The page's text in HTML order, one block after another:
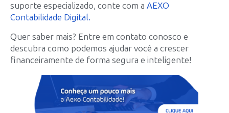
suporte especializado, conte com a AEXO
Contabilidade Digital.
Quer saber mais? Entre em contato conosco e
descubra como podemos ajudar você a crescer
financeiramente de forma segura e inteligente!